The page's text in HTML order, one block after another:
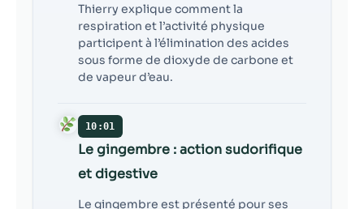
Thierry explique comment la
respiration et l’activité physique
participent à l’élimination des acides
sous forme de dioxyde de carbone et
de vapeur d’eau.
10:01
Le gingembre : action sudorifique
et digestive
Le gingembre est présenté pour ses